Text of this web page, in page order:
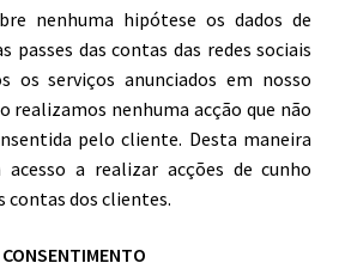
nenhuma hipótese os dados de
passes das contas das redes sociais
os serviços anunciados em nosso
realizamos nenhuma acção que não
pelo cliente. Desta maneira
a realizar acções de cunho
contas dos clientes.